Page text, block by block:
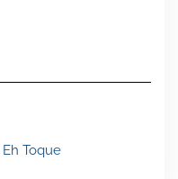
Eh Toque